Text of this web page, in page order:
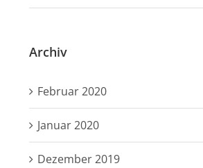
Archiv
Februar 2020
Januar 2020
Dezember 2019